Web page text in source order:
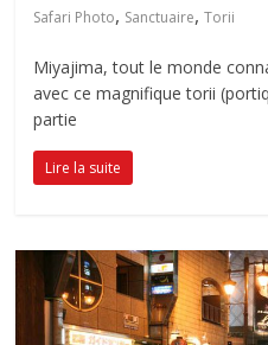
Safari Photo, Sanctuaire,Torii
Miyajima, tout le monde
avec ce magnifique torii
partie
Lire la suite